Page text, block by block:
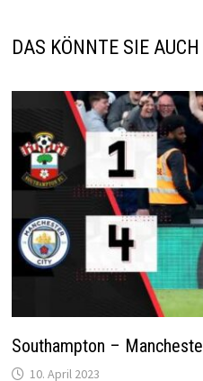
DAS KÖNNTE SIE
Southampton –
10. April 2023